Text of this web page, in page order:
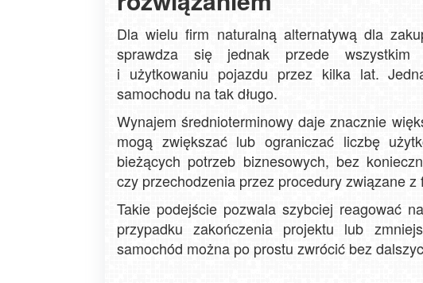
Dla wielu firm naturalną alternatywą dla
sprawdza się jednak przede wszystkim
i użytkowaniu pojazdu przez kilka lat.
samochodu na tak długo.
Wynajem średnioterminowy daje znacznie
mogą zwiększać lub ograniczać liczbę
bieżących potrzeb biznesowych, bez
czy przechodzenia przez procedury związane z
Takie podejście pozwala szybciej reagować
przypadku zakończenia projektu lub
samochód można po prostu zwrócić bez